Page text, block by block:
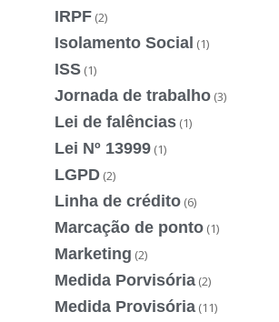
IRPF (2)
Isolamento Social (1)
ISS (1)
Jornada de trabalho (3)
Lei de falências (1)
Lei Nº 13999 (1)
LGPD (2)
Linha de crédito (6)
Marcação de ponto (1)
Marketing (2)
Medida Porvisória (2)
Medida Provisória (11)